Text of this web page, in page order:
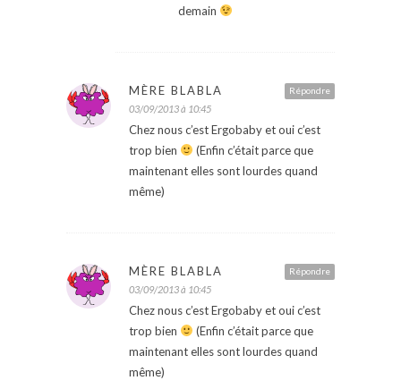
demain
Répondre
MÈRE BLABLA
03/09/2013 à 10:45
Chez nous c’est Ergobaby et oui c’est
trop bien
(Enfin c’était parce que
maintenant elles sont lourdes quand
même)
Répondre
MÈRE BLABLA
03/09/2013 à 10:45
Chez nous c’est Ergobaby et oui c’est
trop bien
(Enfin c’était parce que
maintenant elles sont lourdes quand
même)